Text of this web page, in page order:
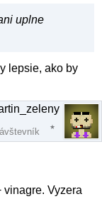
uplne
lepsie, ako by
Vyzera